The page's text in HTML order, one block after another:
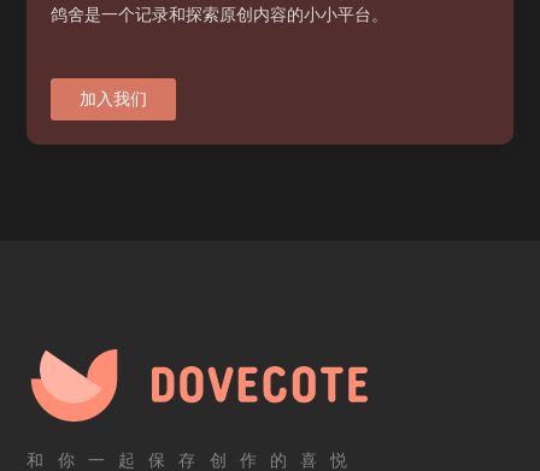
鸽舍是一个记录和探索原创内容的小小平台。
加入我们
和你一起保存创作的喜悦